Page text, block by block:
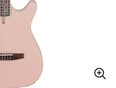
エフェクター